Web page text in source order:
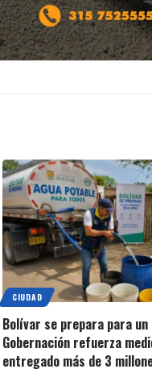
CIUDAD
Bolívar se prepara para un
Gobernación refuerza
entregado más de 3